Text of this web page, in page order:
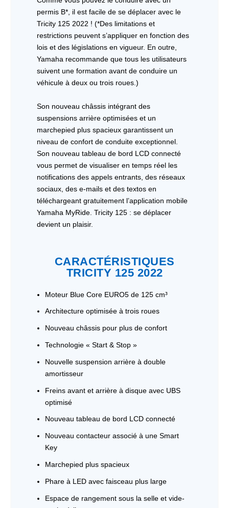
permis B*, il est facile de se déplacer avec le
Tricity 125 2022 ! (*Des limitations et
restrictions peuvent s’appliquer en fonction des
lois et des législations en vigueur. En outre,
Yamaha recommande que tous les utilisateurs
suivent une formation avant de conduire un
véhicule à deux ou trois roues.)
Son nouveau châssis intégrant des
suspensions arrière optimisées et un
marchepied plus spacieux garantissent un
niveau de confort de conduite exceptionnel.
Son nouveau tableau de bord LCD connecté
vous permet de visualiser en temps réel les
notifications des appels entrants, des réseaux
sociaux, des e-mails et des textos en
téléchargeant gratuitement l’application mobile
Yamaha MyRide. Tricity 125 : se déplacer
devient un plaisir.
CARACTÉRISTIQUES
TRICITY 125 2022
Moteur Blue Core EURO5 de 125 cm³
Architecture optimisée à trois roues
Nouveau châssis pour plus de confort
Technologie « Start & Stop »
Nouvelle suspension arrière à double
amortisseur
Freins avant et arrière à disque avec UBS
optimisé
Nouveau tableau de bord LCD connecté
Nouveau contacteur associé à une Smart
Key
Marchepied plus spacieux
Phare à LED avec faisceau plus large
Espace de rangement sous la selle et vide-